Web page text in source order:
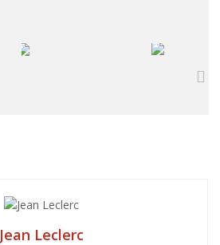
Jean Leclerc